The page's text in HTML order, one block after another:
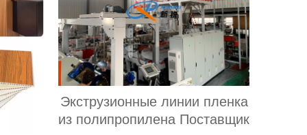
Экструзионные линии пленка
из полипропилена Поставщик